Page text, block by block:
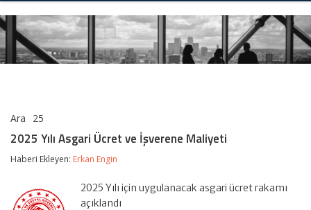
Ara 25
Asgari
Ücret
ve
Maliyeti
için
2025 Yılı Asgari Ücret ve İşverene Maliyeti
Haberi Ekleyen: Erkan Engin
2025 Yılı için uygulanacak asgari ücret rakamı
açıklandı